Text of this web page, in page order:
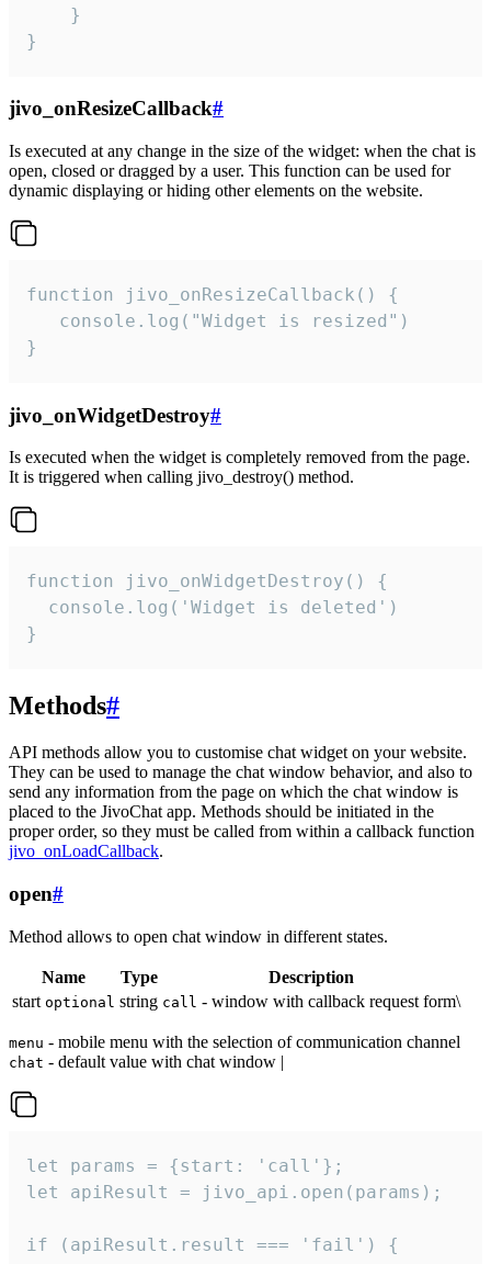
    }
}
jivo_onResizeCallback#
Is executed at any change in the size of the widget: when the chat is
open, closed or dragged by a user. This function can be used for
dynamic displaying or hiding other elements on the website.
function jivo_onResizeCallback() {
   console.log("Widget is resized")
}
jivo_onWidgetDestroy#
Is executed when the widget is completely removed from the page.
It is triggered when calling jivo_destroy() method.
function jivo_onWidgetDestroy() {
  console.log('Widget is deleted')
}
Methods#
API methods allow you to customise chat widget on your website.
They can be used to manage the chat window behavior, and also to
send any information from the page on which the chat window is
placed to the JivoChat app. Methods should be initiated in the
proper order, so they must be called from within a callback function
jivo_onLoadCallback.
open#
Method allows to open chat window in different states.
Name Type
Description
start optional string call - window with callback request form\
menu - mobile menu with the selection of communication channel
chat - default value with chat window |
let params = {start: 'call'};
let apiResult = jivo_api.open(params);
if (apiResult.result === 'fail') {